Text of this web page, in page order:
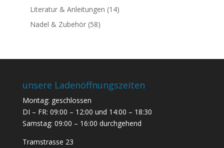
Literatur & Anleitungen (14)
Nadel & Zubehör (58)
unsere Ladenöffnungszeiten
Montag: geschlossen
DI – FR: 09:00 – 12:00 und 14:00 – 18:30
Samstag: 09:00 – 16:00 durchgehend
Tramstrasse 23